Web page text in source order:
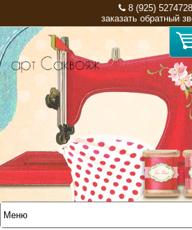
8 (925) 5274728
заказать обратный